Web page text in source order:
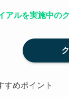
アルを実施中の
すめポイント